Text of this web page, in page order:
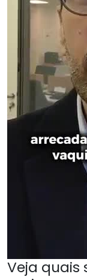
Veja quais